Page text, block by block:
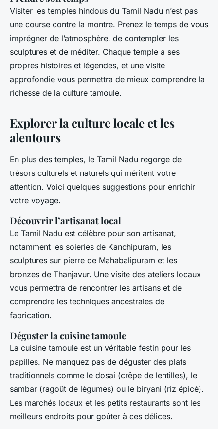
Visiter les temples hindous du Tamil Nadu n’est pas
une course contre la montre. Prenez le temps de vous
imprégner de l’atmosphère, de contempler les
sculptures et de méditer. Chaque temple a ses
propres histoires et légendes, et une visite
approfondie vous permettra de mieux comprendre la
richesse de la culture tamoule.
Explorer la culture locale et les
alentours
En plus des temples, le Tamil Nadu regorge de
trésors culturels et naturels qui méritent votre
attention. Voici quelques suggestions pour enrichir
votre voyage.
Découvrir l’artisanat local
Le Tamil Nadu est célèbre pour son artisanat,
notamment les soieries de Kanchipuram, les
sculptures sur pierre de Mahabalipuram et les
bronzes de Thanjavur. Une visite des ateliers locaux
vous permettra de rencontrer les artisans et de
comprendre les techniques ancestrales de
fabrication.
Déguster la cuisine tamoule
La cuisine tamoule est un véritable festin pour les
papilles. Ne manquez pas de déguster des plats
traditionnels comme le dosai (crêpe de lentilles), le
sambar (ragoût de légumes) ou le biryani (riz épicé).
Les marchés locaux et les petits restaurants sont les
meilleurs endroits pour goûter à ces délices.